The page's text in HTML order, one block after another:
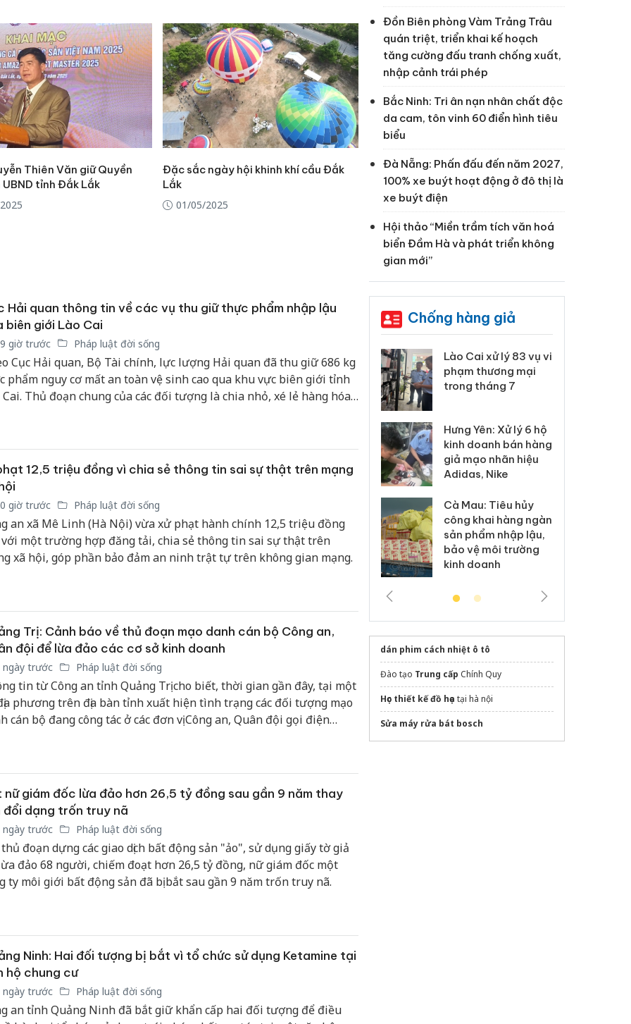
Thiên Văn giữ Quyền
tỉnh Đắk Lắk
Đặc sắc ngày hội khinh khí cầu Đắk
Lắk
01/05/2025
Hải quan thông tin về các vụ thu giữ thực phẩm nhập lậu
biên giới Lào Cai
giờ trước Pháp luật đời sống
Cục Hải quan, Bộ Tài chính, lực lượng Hải quan đã thu giữ 686 kg
phẩm nguy cơ mất an toàn vệ sinh cao qua khu vực biên giới tỉnh
Cai. Thủ đoạn chung của các đối tượng là chia nhỏ, xé lẻ hàng hóa
12,5 triệu đồng vì chia sẻ thông tin sai sự thật trên mạng
giờ trước Pháp luật đời sống
an xã Mê Linh (Hà Nội) vừa xử phạt hành chính 12,5 triệu đồng
một trường hợp đăng tải, chia sẻ thông tin sai sự thật trên
xã hội, góp phần bảo đảm an ninh trật tự trên không gian mạng.
Trị: Cảnh báo về thủ đoạn mạo danh cán bộ Công an,
đội để lừa đảo các cơ sở kinh doanh
ngày trước Pháp luật đời sống
tin từ Công an tỉnh Quảng Trị cho biết, thời gian gần đây, tại một
phương trên địa bàn tỉnh xuất hiện tình trạng các đối tượng mạo
cán bộ đang công tác ở các đơn vị Công an, Quân đội gọi điện
nữ giám đốc lừa đảo hơn 26,5 tỷ đồng sau gần 9 năm thay
đổi dạng trốn truy nã
ngày trước Pháp luật đời sống
đoạn dựng các giao dịch bất động sản "ảo", sử dụng giấy tờ giả
đảo 68 người, chiếm đoạt hơn 26,5 tỷ đồng, nữ giám đốc một
ty môi giới bất động sản đã bị bắt sau gần 9 năm trốn truy nã.
Ninh: Hai đối tượng bị bắt vì tổ chức sử dụng Ketamine tại
hộ chung cư
ngày trước Pháp luật đời sống
an tỉnh Quảng Ninh đã bắt giữ khẩn cấp hai đối tượng để điều
Đồn Biên phòng Vàm Trảng Trâu
quán triệt, triển khai kế hoạch
tăng cường đấu tranh chống xuất,
nhập cảnh trái phép
Bắc Ninh: Tri ân nạn nhân chất độc
da cam, tôn vinh 60 điển hình tiêu
biểu
Đà Nẵng: Phấn đấu đến năm 2027,
100% xe buýt hoạt động ở đô thị là
xe buýt điện
Hội thảo “Miền trầm tích văn hoá
biển Đầm Hà và phát triển không
gian mới”
Chống hàng giả
Công an Thanh Hóa
tìm bị hại trong vụ
án sản xuất, buôn
bán yến sào giả
hại trong vụ án buôn
bán bình sữa
Moyuum giả
chủ mưu đường dây
bán hàng giả tại Phú
Quốc ra đầu thú
Lào Cai xử lý 83 vụ vi
phạm thương mại
trong tháng 7
Hưng Yên: Xử lý 6 hộ
kinh doanh bán hàng
giả mạo nhãn hiệu
Adidas, Nike
Cà Mau: Tiêu hủy
công khai hàng ngàn
sản phẩm nhập lậu,
bảo vệ môi trường
kinh doanh
dán phim cách nhiệt ô tô
Đào tạo Trung cấp Chính Quy
Học thiết kế đồ họa tại hà nội
Sửa máy rửa bát bosch